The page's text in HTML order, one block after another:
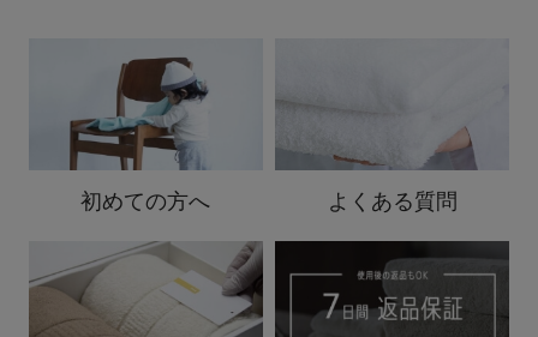
初めての方へ よくある質問